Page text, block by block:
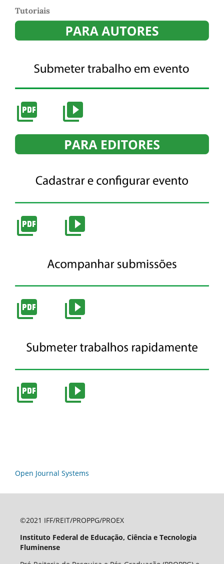
Tutoriais
Open Journal Systems
©2021 IFF/REIT/PROPPG/PROEX
Instituto Federal de Educação, Ciência e Tecnologia
Fluminense